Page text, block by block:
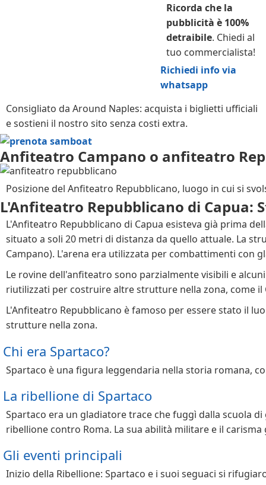
Ricorda che la
pubblicità è 100%
detraibile. Chiedi al
tuo commercialista!
Richiedi info via
whatsapp
Consigliato da Around Naples: acquista i biglietti ufficiali
e sostieni il nostro sito senza costi extra.
Anfiteatro Campano o anfiteatro
Posizione del Anfiteatro Repubblicano, luogo in cui si
L'Anfiteatro Repubblicano di Capua:
L'Anfiteatro Repubblicano di Capua esisteva già prima
situato a soli 20 metri di distanza da quello attuale. La
Campano). L'arena era utilizzata per combattimenti con
Le rovine dell'anfiteatro sono parzialmente visibili e
riutilizzati per costruire altre strutture nella zona, come il
L'Anfiteatro Repubblicano è famoso per essere stato il
strutture nella zona.
Chi era Spartaco?
Spartaco è una figura leggendaria nella storia romana,
La ribellione di Spartaco
Spartaco era un gladiatore trace che fuggì dalla scuola
ribellione contro Roma. La sua abilità militare e il
Gli eventi principali
Inizio della Ribellione: Spartaco e i suoi seguaci si